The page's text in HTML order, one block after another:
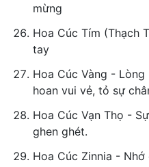
mừng
Hoa Cúc Tím (Thạch
tay
Hoa Cúc Vàng -
hoan vui vẻ, tỏ sự
Hoa Cúc Vạn Thọ -
ghen ghét.
Hoa Cúc Zinnia -